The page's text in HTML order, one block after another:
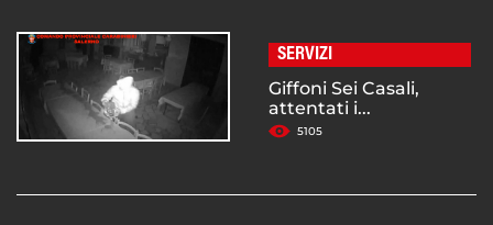
SERVIZI
Giffoni Sei Casali,
attentati i...
5105